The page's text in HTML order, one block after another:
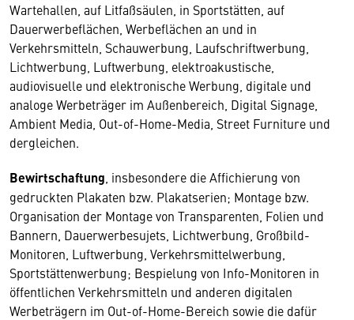
Wartehallen, auf Litfaßsäulen, in Sportstätten, auf
Dauerwerbeflächen, Werbeflächen an und in
Verkehrsmitteln, Schauwerbung, Laufschriftwerbung,
Lichtwerbung, Luftwerbung, elektroakustische,
audiovisuelle und elektronische Werbung, digitale und
analoge Werbeträger im Außenbereich, Digital Signage,
Ambient Media, Out-of-Home-Media, Street Furniture und
dergleichen.
Bewirtschaftung , insbesondere die Affichierung von
gedruckten Plakaten bzw. Plakatserien; Montage bzw.
Organisation der Montage von Transparenten, Folien und
Bannern, Dauerwerbesujets, Lichtwerbung, Großbild-
Monitoren, Luftwerbung, Verkehrsmittelwerbung,
Sportstättenwerbung; Bespielung von Info-Monitoren in
öffentlichen Verkehrsmitteln und anderen digitalen
Werbeträgern im Out-of-Home-Bereich sowie die dafür